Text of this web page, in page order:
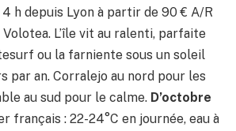
h depuis Lyon à partir de 90 € A/R
Volotea. L’île vit au ralenti, parfaite
ou la farniente sous un soleil
par an. Corralejo au nord pour les
au sud pour le calme. D’octobre
français : 22-24°C en journée, eau à